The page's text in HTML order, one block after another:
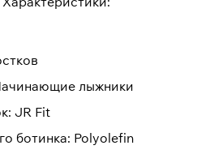
лыжники
JR Fit
ботинка: Polyolefin